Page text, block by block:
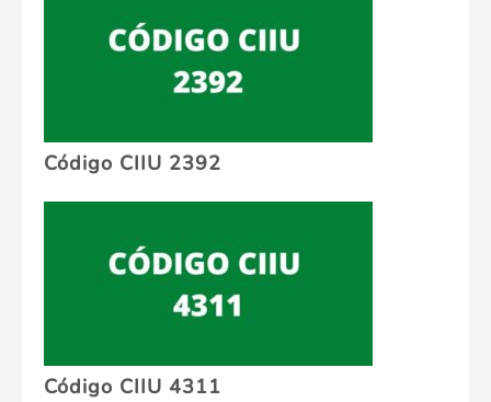
Código CIIU 2392
Código CIIU 4311